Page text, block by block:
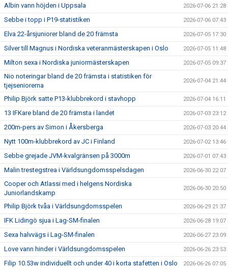
Albin vann höjden i Uppsala 2026-07-06 21:28
Sebbe i topp i P19-statistiken 2026-07-06 07:43
Elva 22-årsjuniorer bland de 20 främsta 2026-07-05 17:30
Silver till Magnus i Nordiska veteranmästerskapen i Oslo 2026-07-05 11:48
Milton sexa i Nordiska juniormästerskapen 2026-07-05 09:37
Nio noteringar bland de 20 främsta i statistiken för
tjejseniorerna
2026-07-04 21:44
Philip Björk satte P13-klubbrekord i stavhopp 2026-07-04 16:11
13 IFKare bland de 20 främsta i landet 2026-07-03 23:12
200m-pers av Simon i Åkersberga 2026-07-03 20:44
Nytt 100m-klubbrekord av JC i Finland 2026-07-02 13:46
Sebbe grejade JVM-kvalgränsen på 3000m 2026-07-01 07:43
Malin trestegstrea i Världsungdomsspelsdagen 2026-06-30 22:07
Cooper och Atlassi med i helgens Nordiska
Juniorlandskamp
2026-06-30 20:50
Philip Björk tvåa i Världsungdomsspelen 2026-06-29 21:37
IFK Lidingö sjua i Lag-SM-finalen 2026-06-28 19:07
Sexa halvvägs i Lag-SM-finalen 2026-06-27 23:09
Love vann hinder i Världsungdomsspelen 2026-06-26 23:53
Filip 10.53w individuellt och under 40 i korta stafetten i Oslo 2026-06-26 07:05